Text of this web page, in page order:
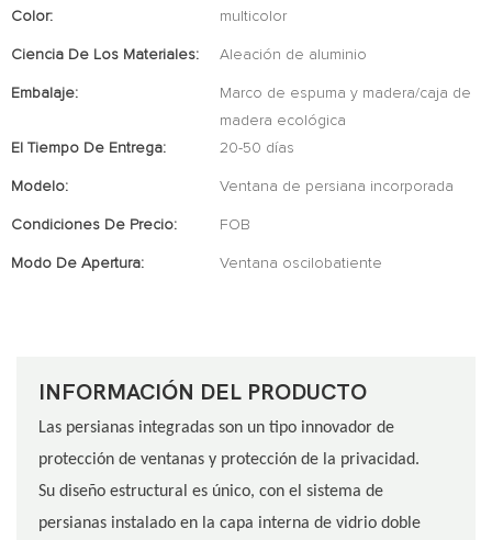
Color: multicolor
Ciencia De Los Materiales: Aleación de aluminio
Embalaje:
Marco de espuma y madera/caja de
madera ecológica
El Tiempo De Entrega:
20-50 días
Modelo: Ventana de persiana incorporada
Condiciones De Precio: FOB
Modo De Apertura: Ventana oscilobatiente
INFORMACIÓN DEL PRODUCTO
Las persianas integradas son un tipo innovador de
protección de ventanas y protección de la privacidad.
Su diseño estructural es único, con el sistema de
persianas instalado en la capa interna de vidrio doble